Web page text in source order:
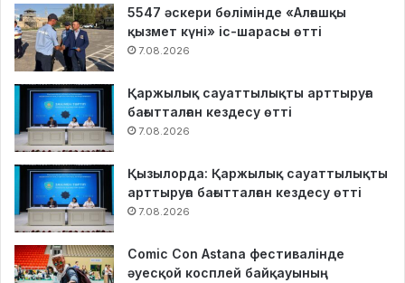
5547 әскери бөлімінде «Алғашқы
қызмет күні» іс-шарасы өтті
7.08.2026
Қаржылық сауаттылықты арттыруға
бағытталған кездесу өтті
7.08.2026
Қызылорда: Қаржылық сауаттылықты
арттыруға бағытталған кездесу өтті
7.08.2026
Comic Con Astana фестивалінде
әуесқой косплей байқауының